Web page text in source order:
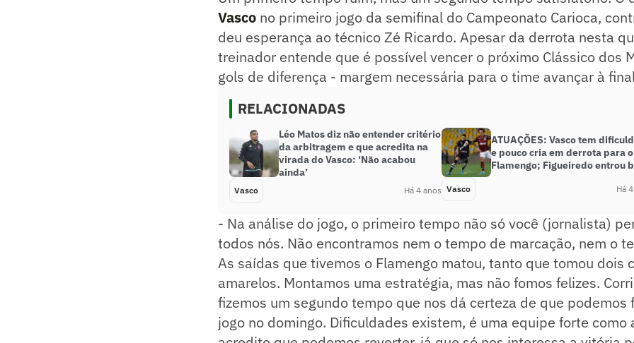
Vasco no primeiro jogo da semifinal do Campeonato Carioca,
deu esperança ao técnico Zé Ricardo. Apesar da derrota nesta
treinador entende que é possível vencer o próximo Clássico dos
gols de diferença - margem necessária para o time avançar à
RELACIONADAS
Léo Matos diz não entender critério
da arbitragem e que acredita na
virada do Vasco: ‘Não acabou
ainda’
Vasco Há 4 anos
ATUAÇÕES: Vasco tem
e pouco cria em derrota para o
Flamengo; Figueiredo entrou
Vasco Há
- Na análise do jogo, o primeiro tempo não só você (jornalista)
todos nós. Não encontramos nem o tempo de marcação, nem o
As saídas que tivemos o Flamengo matou, tanto que tomou dois
amarelos. Montamos uma estratégia, mas não fomos felizes.
fizemos um segundo tempo que nos dá certeza de que podemos
jogo no domingo. Dificuldades existem, é uma equipe forte como